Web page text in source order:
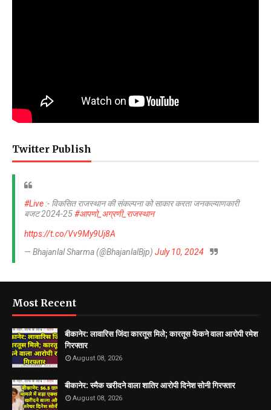
Twitter Publish
#Live :- विकसित राजस्थान की संकल्पना को साकार करता जनकल्याणकारी
बजट 2024-25#आपणो_अग्रणी_राजस्थान
https://t.co/Vv9My9Uj8A
— Bhajanlal Sharma (@BhajanlalBjp) July 10, 2024
Most Recent
बीकानेर: लावारिस जिंदा कारतूस मिले; कारतूस फेंकने वाला आरोपी रमेश
गिरफ्तार
August 08, 2026
बीकानेर: स्मैक खरीदने वाला शातिर आरोपी दिनेश सोनी गिरफ्तार
August 08, 2026